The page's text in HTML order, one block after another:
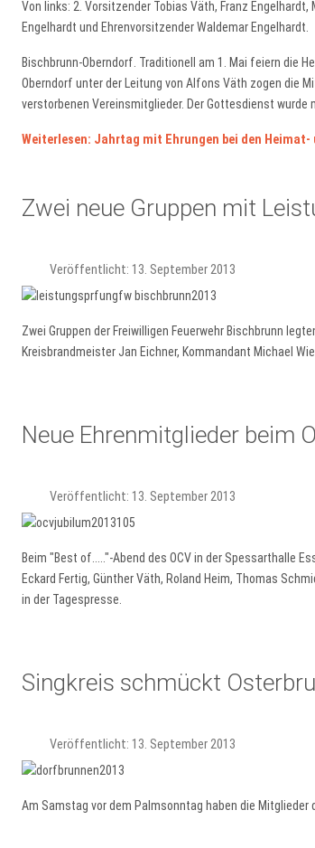
Von links: 2. Vorsitzender Tobias Väth, Franz
Engelhardt und Ehrenvorsitzender Waldemar Engelhardt.
Bischbrunn-Oberndorf. Traditionell am 1. Mai feiern die
Oberndorf unter der Leitung von Alfons Väth zogen die
verstorbenen Vereinsmitglieder. Der Gottesdienst wurde
Weiterlesen: Jahrtag mit Ehrungen bei den Heimat-
Zwei neue Gruppen mit
Veröffentlicht: 13. September 2013
Zwei Gruppen der Freiwilligen Feuerwehr Bischbrunn
Kreisbrandmeister Jan Eichner, Kommandant Michael
Neue Ehrenmitglieder beim
Veröffentlicht: 13. September 2013
Beim "Best of....."-Abend des OCV in der Spessarthalle
Eckard Fertig, Günther Väth, Roland Heim, Thomas
in der Tagespresse.
Singkreis schmückt
Veröffentlicht: 13. September 2013
Am Samstag vor dem Palmsonntag haben die